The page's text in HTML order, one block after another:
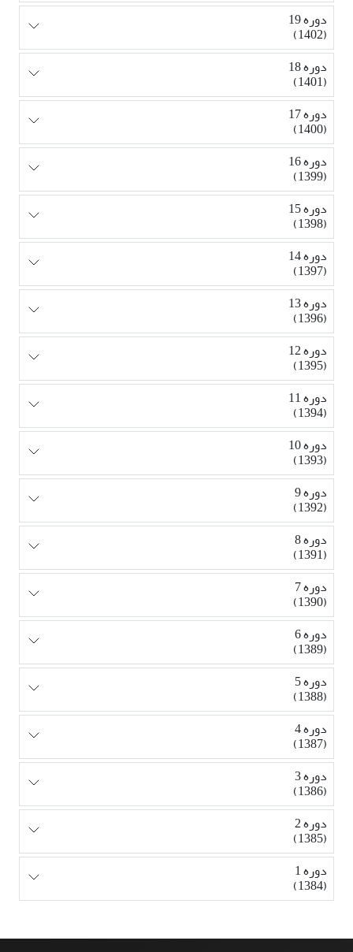
دوره 19
(1402)
دوره 18
(1401)
دوره 17
(1400)
دوره 16
(1399)
دوره 15
(1398)
دوره 14
(1397)
دوره 13
(1396)
دوره 12
(1395)
دوره 11
(1394)
دوره 10
(1393)
دوره 9
(1392)
دوره 8
(1391)
دوره 7
(1390)
دوره 6
(1389)
دوره 5
(1388)
دوره 4
(1387)
دوره 3
(1386)
دوره 2
(1385)
دوره 1
(1384)